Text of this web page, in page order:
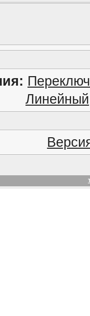
Линейный